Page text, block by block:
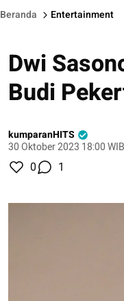
Beranda Entertainment
Dwi
Budi
kumparanHITS
30 Oktober 2023 18:00 WIB
0 1